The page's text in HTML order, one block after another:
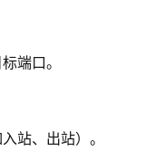
端口。
站、出站）。